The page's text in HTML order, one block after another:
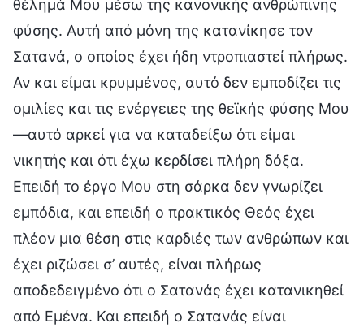
θέλημά Μου μέσω της κανονικής ανθρώπινης
φύσης. Αυτή από μόνη της κατανίκησε τον
Σατανά, ο οποίος έχει ήδη ντροπιαστεί πλήρως.
Αν και είμαι κρυμμένος, αυτό δεν εμποδίζει τις
ομιλίες και τις ενέργειες της θεϊκής φύσης Μου
—αυτό αρκεί για να καταδείξω ότι είμαι
νικητής και ότι έχω κερδίσει πλήρη δόξα.
Επειδή το έργο Μου στη σάρκα δεν γνωρίζει
εμπόδια, και επειδή ο πρακτικός Θεός έχει
πλέον μια θέση στις καρδιές των ανθρώπων και
έχει ριζώσει σ’ αυτές, είναι πλήρως
αποδεδειγμένο ότι ο Σατανάς έχει κατανικηθεί
από Εμένα. Και επειδή ο Σατανάς είναι